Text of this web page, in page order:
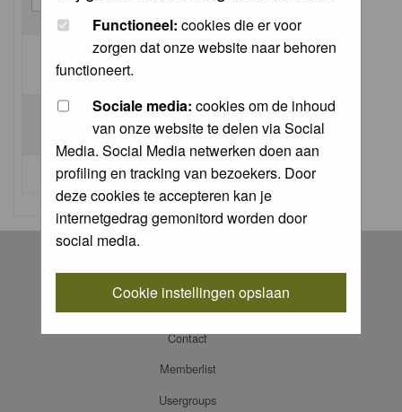
Functioneel: cookies die er voor
zorgen dat onze website naar behoren
functioneert.
Sociale media: cookies om de inhoud
van onze website te delen via Social
Media. Social Media netwerken doen aan
profiling en tracking van bezoekers. Door
deze cookies te accepteren kan je
internetgedrag gemonitord worden door
social media.
Cookie instellingen opslaan
Log me on automatically each visit:
I forgot my password
Log in
Contact
Memberlist
Usergroups